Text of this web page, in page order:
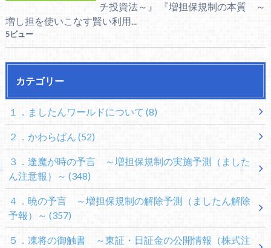
チ投資法～』 『増担保規制の本質 ～
増し担を使いこなす賢い利用...
5ビュー
カテゴリー
１．ましたんワールドについて (8)
２．かわらばん (52)
３．逢魔が時の予言 ～増担保規制の実施予測（ました
ん注意報）～ (348)
４．暁の予言 ～増担保規制の解除予測（ましたん解除
予報）～ (357)
５．凍将の御触書 ～東証・日証金の公開情報（株式注